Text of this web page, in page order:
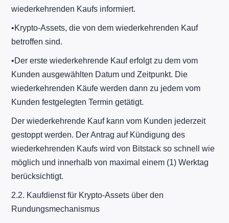
wiederkehrenden Kaufs informiert.
​•​Krypto-Assets, die von dem wiederkehrenden Kauf
betroffen sind.
​•​Der erste wiederkehrende Kauf erfolgt zu dem vom
Kunden ausgewählten Datum und Zeitpunkt. Die
wiederkehrenden Käufe werden dann zu jedem vom
Kunden festgelegten Termin getätigt.
Der wiederkehrende Kauf kann vom Kunden jederzeit
gestoppt werden. Der Antrag auf Kündigung des
wiederkehrenden Kaufs wird von Bitstack so schnell wie
möglich und innerhalb von maximal einem (1) Werktag
berücksichtigt.
2.2. Kaufdienst für Krypto-Assets über den
Rundungsmechanismus